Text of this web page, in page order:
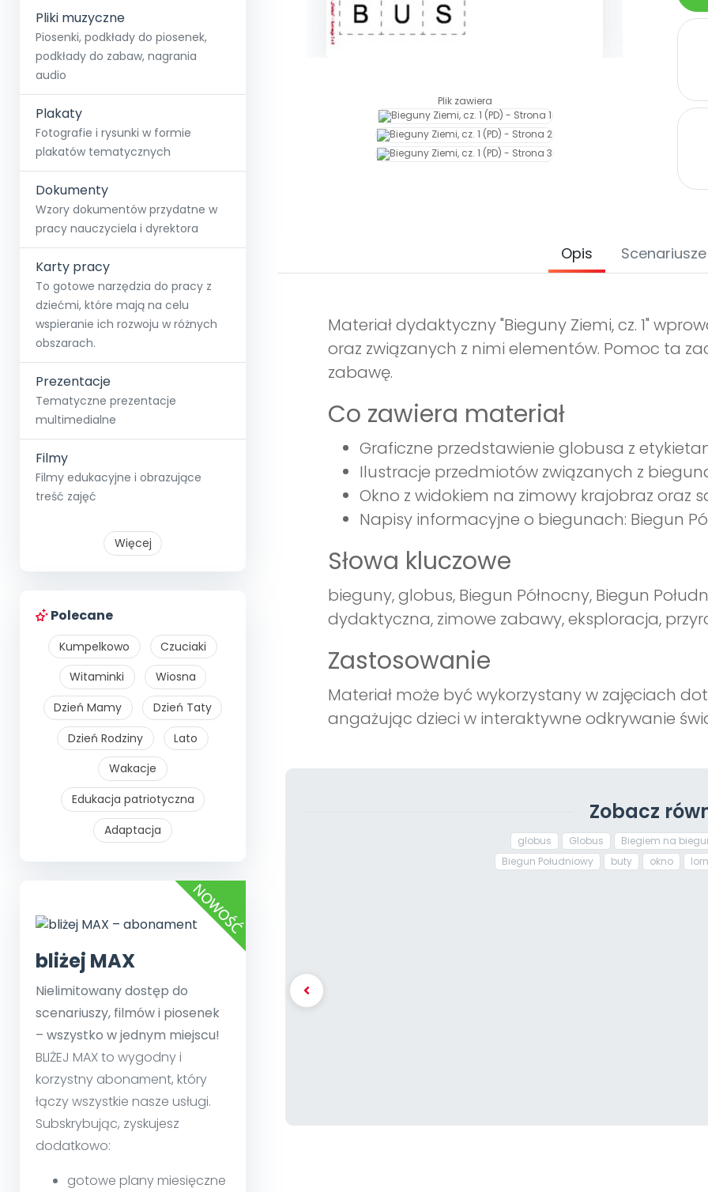
Pliki muzyczne
Piosenki, podkłady do piosenek,
podkłady do zabaw, nagrania
audio
Plakaty
Fotografie i rysunki w formie
plakatów tematycznych
Dokumenty
Wzory dokumentów przydatne w
pracy nauczyciela i dyrektora
Karty pracy
To gotowe narzędzia do pracy z
dziećmi, które mają na celu
wspieranie ich rozwoju w różnych
obszarach.
Prezentacje
Tematyczne prezentacje
multimedialne
Filmy
Filmy edukacyjne i obrazujące
treść zajęć
Więcej
Polecane
Kumpelkowo
Czuciaki
Witaminki
Wiosna
Dzień Mamy
Dzień Taty
Dzień Rodziny
Lato
Wakacje
Edukacja patriotyczna
Adaptacja
bliżej MAX
Nielimitowany dostęp do
scenariuszy, filmów i piosenek
– wszystko w jednym miejscu!
BLIŻEJ MAX to wygodny i
korzystny abonament, który
łączy wszystkie nasze usługi.
Subskrybując, zyskujesz
dodatkowo:
gotowe plany miesięczne
Plik zawiera
Opis
Materiał dydaktyczny "Bieguny Ziemi, cz. 1"
oraz związanych z nimi elementów. Pomoc ta
zabawę.
Co zawiera materiał
Graficzne przedstawienie globusa z
Ilustracje przedmiotów związanych z
Okno z widokiem na zimowy krajobraz oraz
Napisy informacyjne o biegunach: Biegun
Słowa kluczowe
bieguny, globus, Biegun Północny, Biegun
dydaktyczna, zimowe zabawy, eksploracja,
Zastosowanie
Materiał może być wykorzystany w zajęciach
angażując dzieci w interaktywne odkrywanie
Zobacz
globus Globus Biegiem na
Biegun Południowy
buty okno